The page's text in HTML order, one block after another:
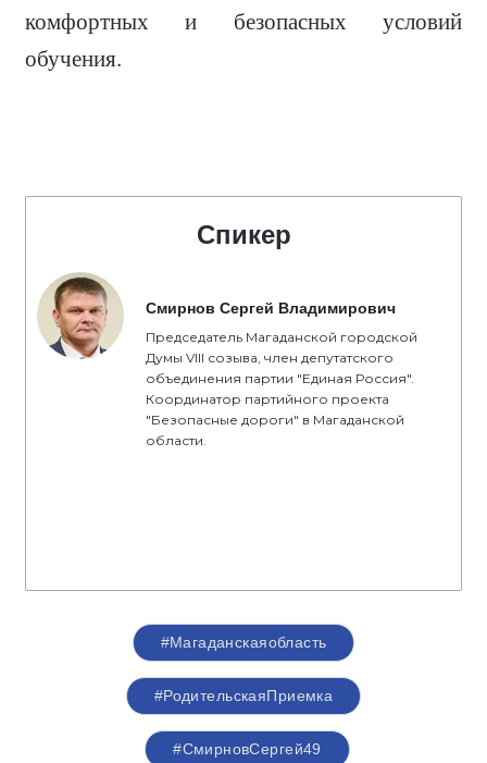
комфортных и безопасных условий
обучения.
Спикер
Смирнов Сергей Владимирович
Председатель Магаданской городской
Думы VIII созыва, член депутатского
объединения партии "Единая Россия".
Координатор партийного проекта
"Безопасные дороги" в Магаданской
области.
#Магаданскаяобласть
#РодительскаяПриемка
#СмирновСергей49